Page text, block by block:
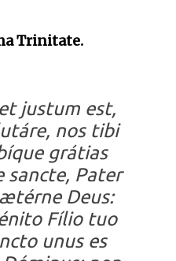
Trinitate.
justum est,
nos tibi
grátias
sancte, Pater
Deus:
Fílio tuo
unus es